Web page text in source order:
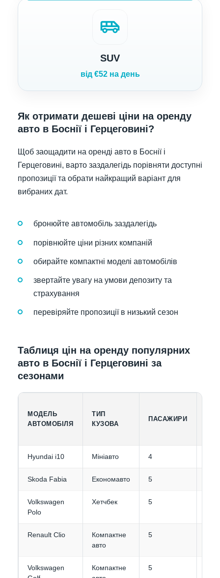
airport_shuttle
SUV
від €52 на день
Як отримати дешеві ціни на оренду
авто в Боснії і Герцеговині?
Щоб заощадити на оренді авто в Боснії і
Герцеговині, варто заздалегідь порівняти доступні
пропозиції та обрати найкращий варіант для
вибраних дат.
бронюйте автомобіль заздалегідь
порівнюйте ціни різних компаній
обирайте компактні моделі автомобілів
звертайте увагу на умови депозиту та
страхування
перевіряйте пропозиції в низький сезон
Таблиця цін на оренду популярних
авто в Боснії і Герцеговині за
сезонами
МОДЕЛЬ
АВТОМОБІЛЯ
ТИП
КУЗОВА
ПАСАЖИРИ
Hyundai i10 Мініавто 4
Skoda Fabia Економавто 5
Volkswagen
Polo
Хетчбек 5
Renault Clio
Компактне
авто
5
Volkswagen
Компактне
5